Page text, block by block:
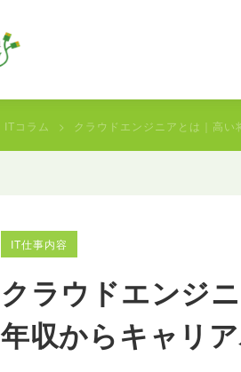
ITコラム クラウドエンジニアとは｜高
IT仕事内容
クラウドエンジ
年収からキャリ